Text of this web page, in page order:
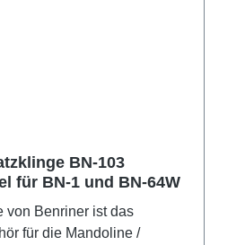
BN-103
für BN-1 und BN-64W
von Benriner ist das
für die Mandoline /